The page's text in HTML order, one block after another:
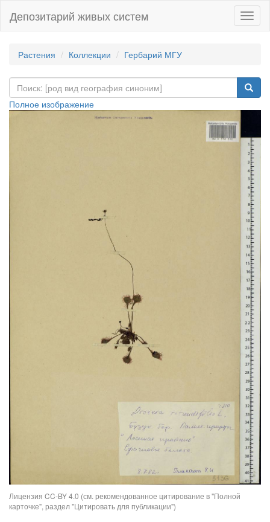
Депозитарий живых систем
Растения Коллекции Гербарий МГУ
Полное изображение
Лицензия CC-BY 4.0 (см. рекомендованное цитирование в "Полной
карточке", раздел "Цитировать для публикации")